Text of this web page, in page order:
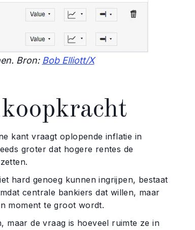
Bron: Bob Elliott/X
kant vraagt oplopende inflatie in
groter dat hogere rentes de
hard genoeg kunnen ingrijpen, bestaat
centrale bankiers dat willen, maar
moment te groot wordt.
maar de vraag is hoeveel ruimte ze in